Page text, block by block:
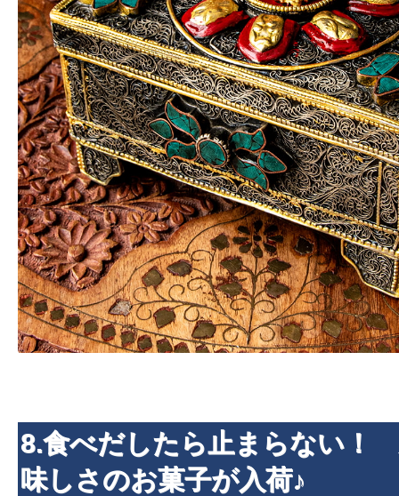
8.食べだしたら止まらない！
味しさのお菓子が入荷♪